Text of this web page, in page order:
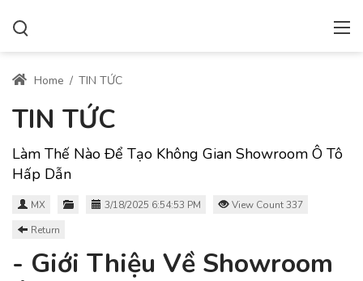
Home / TIN TỨC
TIN TỨC
Làm Thế Nào Để Tạo Không Gian Showroom Ô Tô
Hấp Dẫn
MX 3/18/2025 6:54:53 PM
View Count 337
Return
- Giới Thiệu Về Showroom